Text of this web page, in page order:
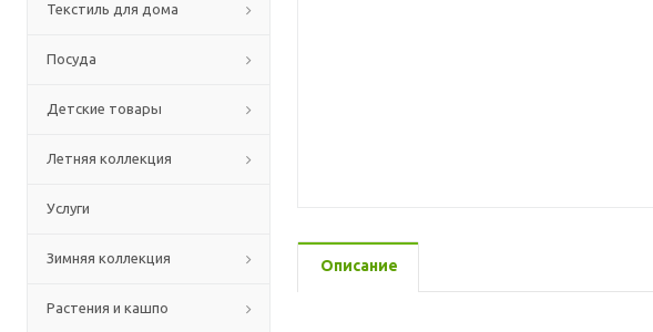
Текстиль для дома
Посуда
Детские товары
Летняя коллекция
Услуги
Зимняя коллекция
Растения и кашпо
Описание